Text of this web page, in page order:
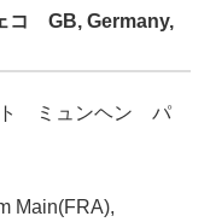
GB, Germany,
ト ミュンヘン パ
Main(FRA),